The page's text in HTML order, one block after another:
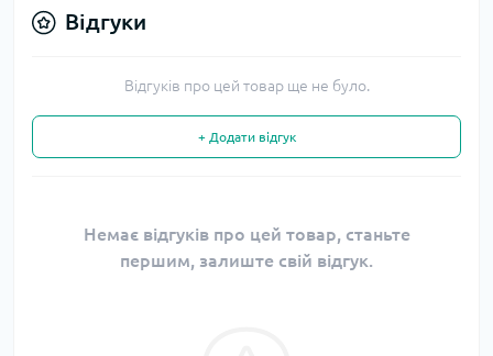
Відгуки
Відгуків про цей товар ще не було.
+ Додати відгук
Немає відгуків про цей товар, станьте
першим, залиште свій відгук.